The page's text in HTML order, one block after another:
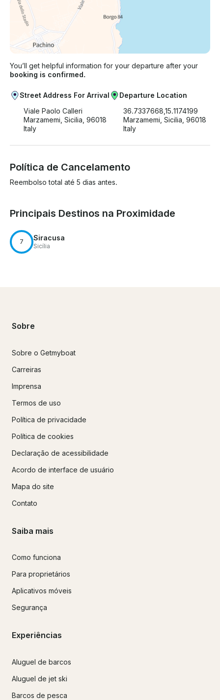
You’ll get helpful information for your departure after your
booking is confirmed.
Street Address For Arrival
Viale Paolo Calleri
Marzamemi, Sicilia, 96018
Italy
Departure Location
36.7337668,15.1174199
Marzamemi, Sicilia, 96018
Italy
Política de Cancelamento
Reembolso total até 5 dias antes.
Principais Destinos na Proximidade
7 Siracusa
Sicília
Sobre
Sobre o Getmyboat
Carreiras
Imprensa
Termos de uso
Política de privacidade
Política de cookies
Declaração de acessibilidade
Acordo de interface de usuário
Mapa do site
Contato
Saiba mais
Como funciona
Para proprietários
Aplicativos móveis
Segurança
Experiências
Aluguel de barcos
Aluguel de jet ski
Barcos de pesca